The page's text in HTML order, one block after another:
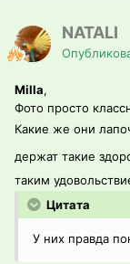
NATALI
Milla,
Фото просто
Какие же они
держат такие
таким
Цитата
У них правда